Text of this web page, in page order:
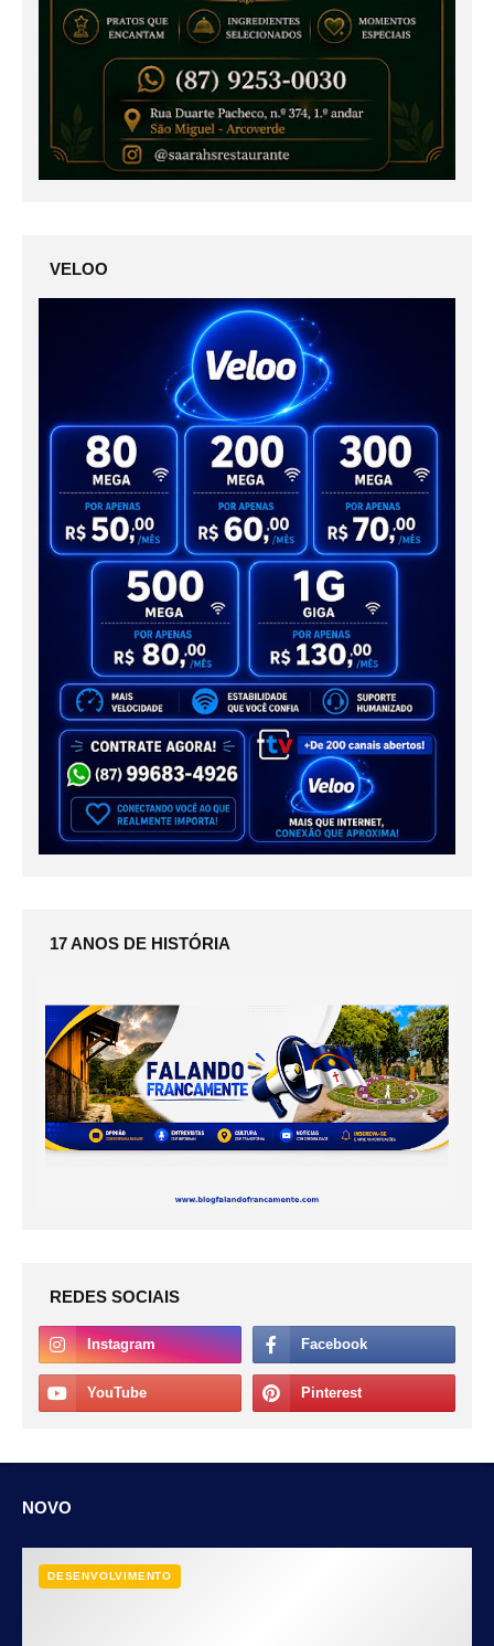
VELOO
17 ANOS DE HISTÓRIA
REDES SOCIAIS
NOVO
DESENVOLVIMENTO